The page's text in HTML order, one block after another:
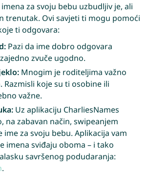
za svoju bebu uzbudljiv je, ali
trenutak. Ovi savjeti ti mogu pomoći
ti odgovara:
Pazi da ime dobro odgovara
zvuče ugodno.
Mnogim je roditeljima važno
Razmisli koje su ti osobine ili
važne.
Uz aplikaciju CharliesNames
na zabavan način, swipeanjem
ime za svoju bebu. Aplikacija vam
imena sviđaju oboma – i tako
savršenog podudaranja:
.